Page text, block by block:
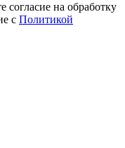
на обработку
с Политикой